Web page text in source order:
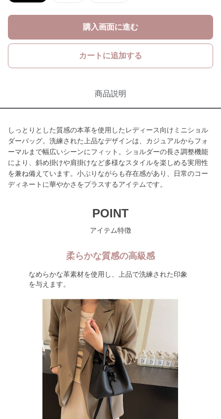
購入画面に進む
カートに追加する
商品説明
しっとりとした質感の本革を使用したレディース向けミニショル
ダーバッグ。洗練された上品なデザインは、カジュアルからフォ
ーマルまで幅広いシーンにフィット。ショルダーの長さ調整機能
により、斜め掛けや肩掛けなど多様なスタイルを楽しめる実用性
を兼ね備えています。小ぶりながらも存在感があり、日常のコー
ディネートに華やかさをプラスするアイテムです。
POINT
アイテム特徴
柔らかな質感の高級感
なめらかな革素材を使用し、上品で洗練された印象
を与えます。